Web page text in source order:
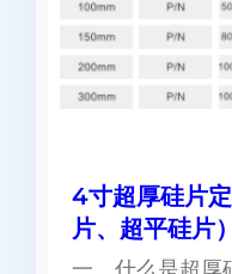
4寸超厚硅片
片、超平硅片）